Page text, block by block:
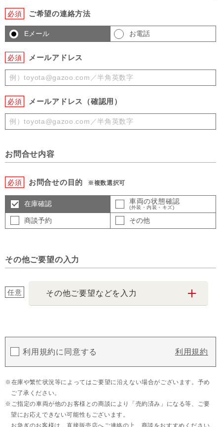
必須 ご希望の連絡方法
Eメール お電話
必須 メールアドレス
必須 メールアドレス（確認用）
お問合せ内容
必須 お問合せの目的 ※複数選択可
在庫確認 車両の状態確認
(外装・内装・キズ)
商談予約 その他
その他ご要望の入力
任意 その他ご要望などを入力
利用規約に同意する 利用規約
在庫や繁忙状況等によってはご要望に沿えない場合がございます。予め
ご了承ください。
ご指定の車両が他のお客様との商談により「売約済み」になる等、ご要
望にお応えできない可能性もございます。
お急ぎのお客様は、直接販売店へご連絡の上、商談をおすすめください。